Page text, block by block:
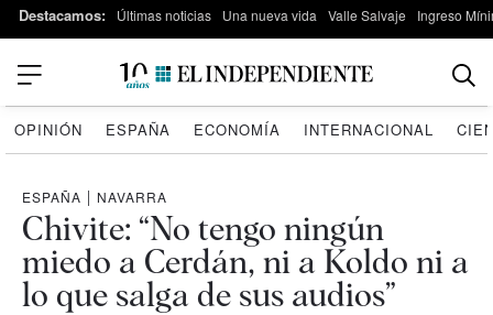
Destacamos: Últimas noticias Una nueva vida Valle Salvaje Ingreso
OPINIÓN ESPAÑA ECONOMÍA INTERNACIONAL
ESPAÑA | NAVARRA
Chivite: “No tengo ningún
miedo a Cerdán, ni a Koldo ni a
lo que salga de sus audios”